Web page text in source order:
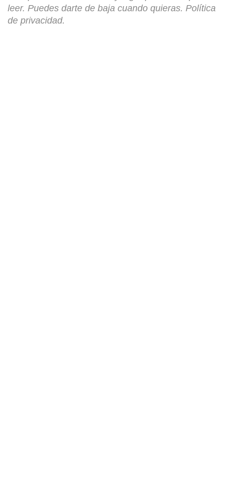
leer. Puedes darte de baja cuando quieras. Política
de privacidad.